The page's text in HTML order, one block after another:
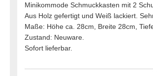
Minikommode Schmuckkasten mit 2
Aus Holz gefertigt und Weiß lackiert.
Maße: Höhe ca. 28cm, Breite 28cm,
Zustand: Neuware.
Sofort lieferbar.